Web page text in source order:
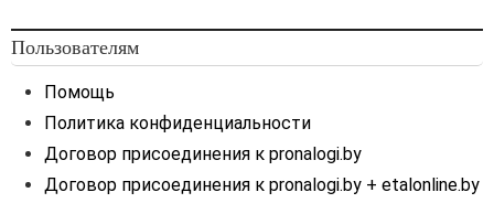
Пользователям
Помощь
Политика конфиденциальности
Договор присоединения к pronalogi.by
Договор присоединения к pronalogi.by + etalonline.by